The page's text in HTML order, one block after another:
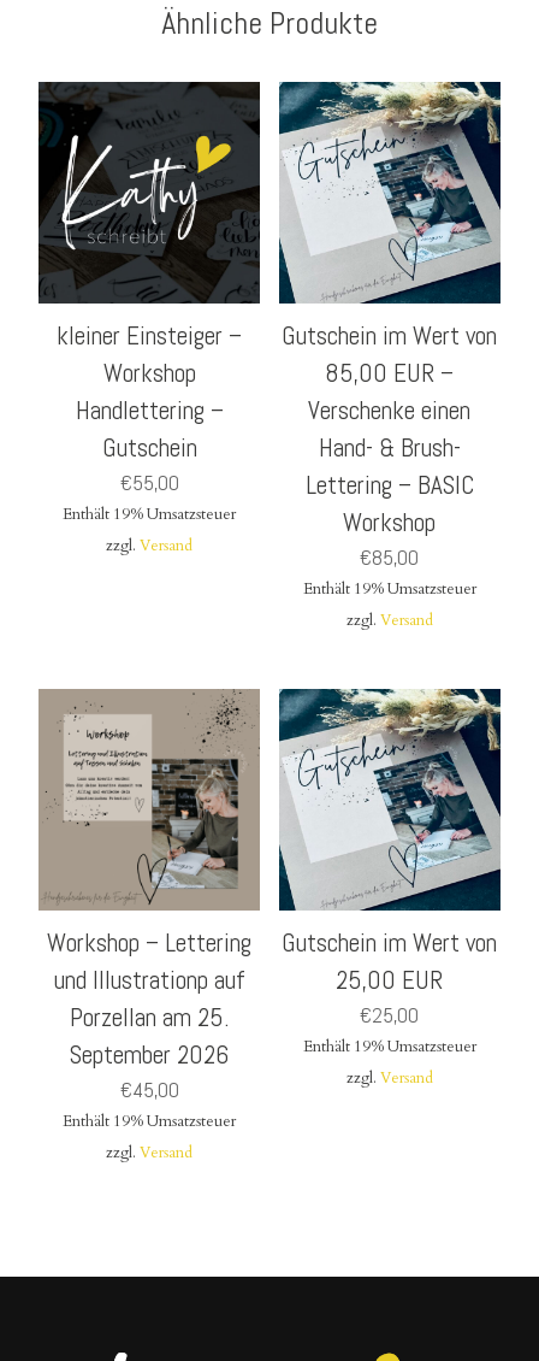
Ähnliche Produkte
kleiner Einsteiger –
Workshop
Handlettering –
Gutschein
€55,00
Enthält 19% Umsatzsteuer
zzgl.Versand
Gutschein im Wert von
85,00 EUR –
Verschenke einen
Hand- & Brush-
Lettering – BASIC
Workshop
€85,00
Enthält 19% Umsatzsteuer
zzgl. Versand
Workshop – Lettering
und Illustrationp auf
Porzellan am 25.
September 2026
€45,00
Enthält 19% Umsatzsteuer
zzgl.Versand
Gutschein im Wert von
25,00 EUR
€25,00
Enthält 19% Umsatzsteuer
zzgl. Versand